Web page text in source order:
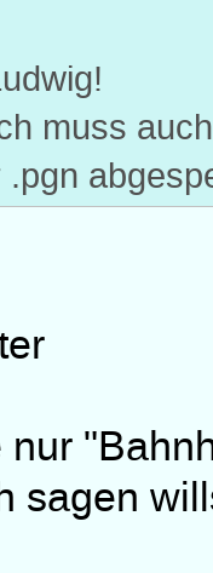
muss
.pgn
nur
sagen